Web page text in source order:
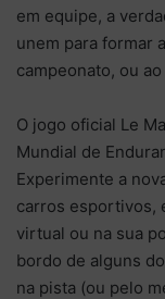
em equipe, a
unem para formar
campeonato, ou
O jogo oficial Le
Mundial de
Experimente a
carros esportivos,
virtual ou na sua
bordo de alguns
na pista (ou pelo